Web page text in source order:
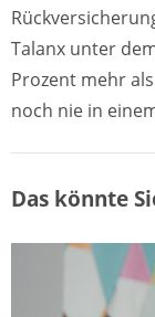
Talanx unter
Prozent mehr
noch nie in
Das könnte